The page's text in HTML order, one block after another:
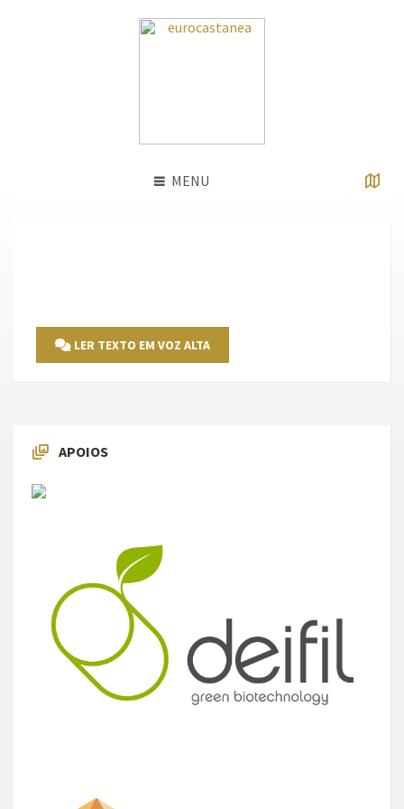
MENU
LER TEXTO EM VOZ ALTA
APOIOS